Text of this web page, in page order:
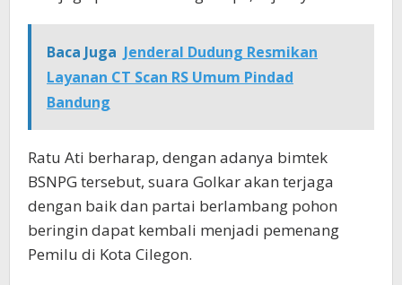
Baca Juga Jenderal Dudung Resmikan
Layanan CT Scan RS Umum Pindad
Bandung
Ratu Ati berharap, dengan adanya bimtek
BSNPG tersebut, suara Golkar akan terjaga
dengan baik dan partai berlambang pohon
beringin dapat kembali menjadi pemenang
Pemilu di Kota Cilegon.